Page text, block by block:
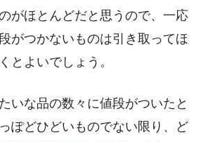
がほとんどだと思うので、一応
がつかないものは引き取ってほ
とよいでしょう。
いな品の数々に値段がついたと
ぽどひどいものでない限り、ど